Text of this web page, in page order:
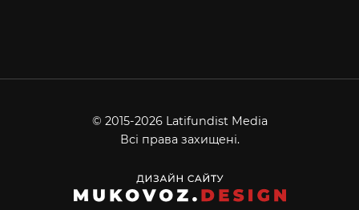
© 2015-2026 Latifundist Media
Всі права захищені.